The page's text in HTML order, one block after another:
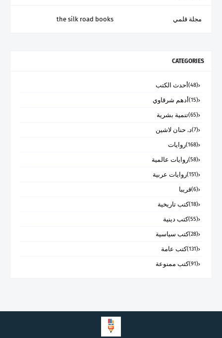
مجلة قلمي the silk road books
CATEGORIES
أحدث الكتب (48)
أدهم شرقاوي (15)
تنمية بشرية (65)
د. حنان لاشين (7)
روايات (168)
روايات عالمية (58)
روايات عربية (151)
قريبا (6)
كتب تاريخية (18)
كتب دينية (55)
كتب سياسية (28)
كتب عامة (131)
كتب ممنوعة (91)